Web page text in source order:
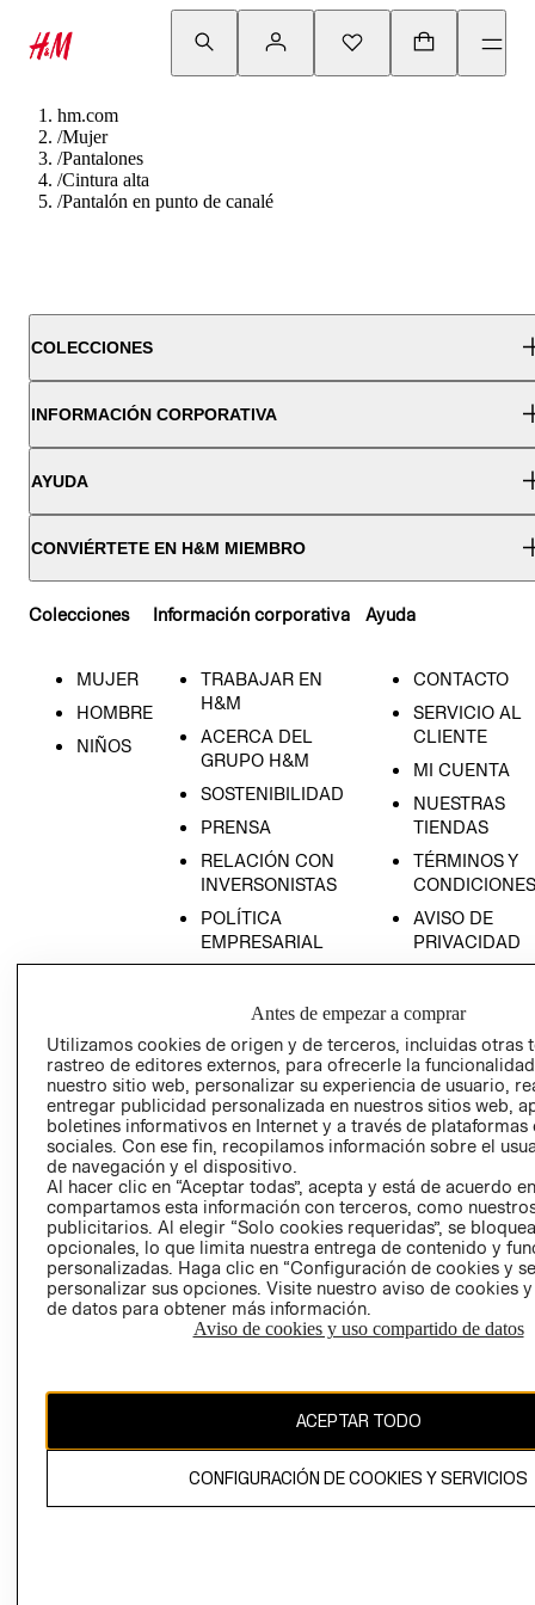
hm.com
/Mujer
/Pantalones
/Cintura alta
/Pantalón en punto de canalé
COLECCIONES
INFORMACIÓN CORPORATIVA
AYUDA
CONVIÉRTETE EN H&M MIEMBRO
Colecciones
MUJER
HOMBRE
NIÑOS
Información corporativa
TRABAJAR EN
H&M
ACERCA DEL
GRUPO H&M
SOSTENIBILIDAD
PRENSA
RELACIÓN CON
INVERSONISTAS
POLÍTICA
EMPRESARIAL
Ayuda
CONTACTO
SERVICIO AL
CLIENTE
MI CUENTA
NUESTRAS
TIENDAS
TÉRMINOS Y
CONDICIONES
AVISO DE
PRIVACIDAD
AVISO DE
LIBRO DE
Ecuador ($)
CAMBIAR REGIÓN
propiedad de H&M Hennes & Mauritz AB.
Antes de empezar a comprar
Utilizamos cookies de origen y de terceros, incluidas otras
rastreo de editores externos, para ofrecerle la
nuestro sitio web, personalizar su experiencia de usuario,
entregar publicidad personalizada en nuestros sitios web,
boletines informativos en Internet y a través de plataformas
sociales. Con ese fin, recopilamos información sobre el
de navegación y el dispositivo.
Al hacer clic en “Aceptar todas”, acepta y está de acuerdo
compartamos esta información con terceros, como
publicitarios. Al elegir “Solo cookies requeridas”, se
opcionales, lo que limita nuestra entrega de contenido y
personalizadas. Haga clic en “Configuración de cookies y
personalizar sus opciones. Visite nuestro aviso de cookies
de datos para obtener más información.
Aviso de cookies y uso compartido de datos
ACEPTAR TODO
CONFIGURACIÓN DE COOKIES Y SERVICIOS